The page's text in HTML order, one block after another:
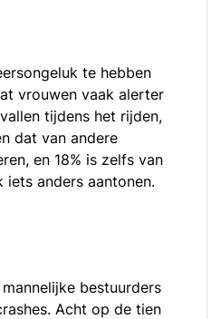
te hebben
vrouwen vaak alerter
tijdens het rijden,
dat van andere
en 18% is zelfs van
anders aantonen.
bestuurders
Acht op de tien